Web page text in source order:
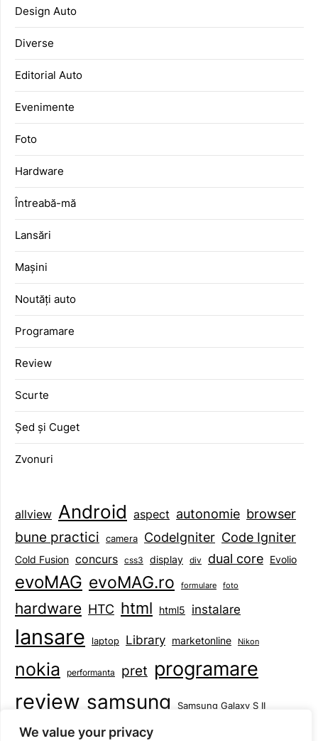
We value your privacy
Design Auto
Diverse
Editorial Auto
Evenimente
Foto
Hardware
Întreabă-mă
Lansări
Mașini
Noutăți auto
Programare
Review
Scurte
Șed și Cuget
Zvonuri
allview Android aspect autonomie browser
bune practici camera CodeIgniter Code Igniter
Cold Fusion concurs css3 display div dual core Evolio
evoMAG evoMAG.ro formulare foto
hardware HTC html html5 instalare
lansare laptop Library marketonline Nikon
nokia performanta pret programare
review samsung Samsung Galaxy S II
smartphone specificatii standarde